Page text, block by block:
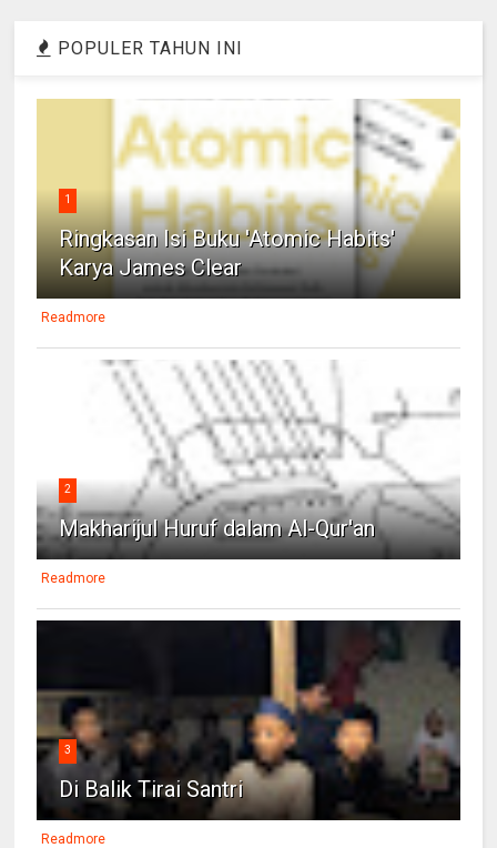
POPULER TAHUN INI
1
Ringkasan Isi Buku 'Atomic Habits'
Karya James Clear
Readmore
2
Makharijul Huruf dalam Al-Qur'an
Readmore
3
Di Balik Tirai Santri
Readmore